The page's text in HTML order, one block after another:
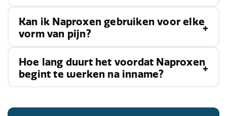
Naproxen heeft een langere werkingsduur, wat
het een voorkeursoptie maakt voor langdurige
pijnverlichting.
Kan ik Naproxen gebruiken voor elke
vorm van pijn?
Naproxen is het meest effectief voor
ontstekingsgerelateerde pijn. Het is belangrijk
Hoe lang duurt het voordat Naproxen
begint te werken na inname?